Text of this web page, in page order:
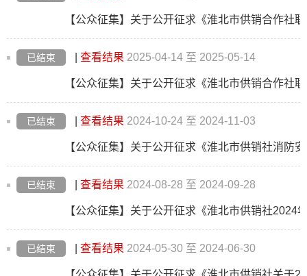
已结束 查看结果 2025-04-14 至 2025-05-14
已结束 查看结果 2024-10-24 至 2024-11-03
已结束 查看结果 2024-08-28 至 2024-09-28
已结束 查看结果 2024-05-30 至 2024-06-30